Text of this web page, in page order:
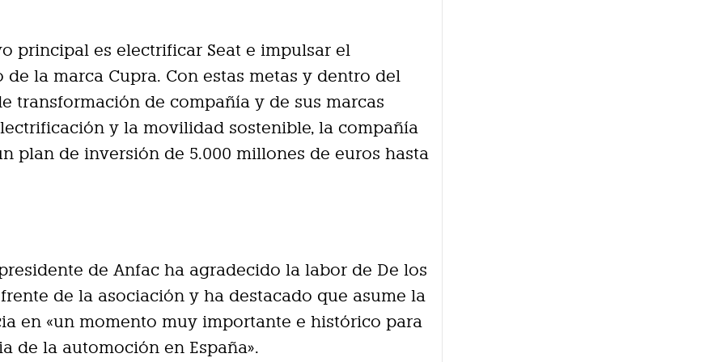
principal es electrificar Seat e impulsar el
de la marca Cupra. Con estas metas y dentro del
transformación de compañía y de sus marcas
y la movilidad sostenible, la compañía
plan de inversión de 5.000 millones de euros hasta
de Anfac ha agradecido la labor de De los
de la asociación y ha destacado que asume la
en «un momento muy importante e histórico para
de la automoción en España».